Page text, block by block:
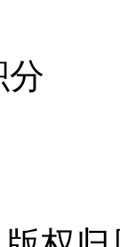
分